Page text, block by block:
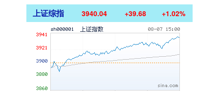
上证综指 3940.04 +39.68 +1.02%